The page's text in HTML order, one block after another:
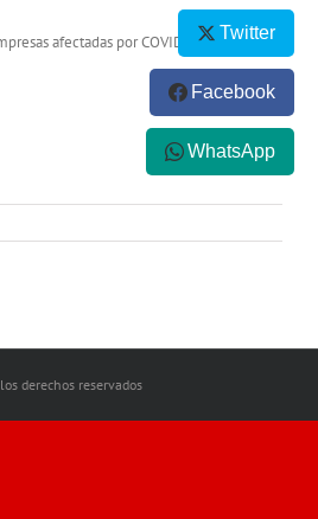
afectadas por COVID-19. FOTOTwitter
Facebook
WhatsApp
derechos reservados